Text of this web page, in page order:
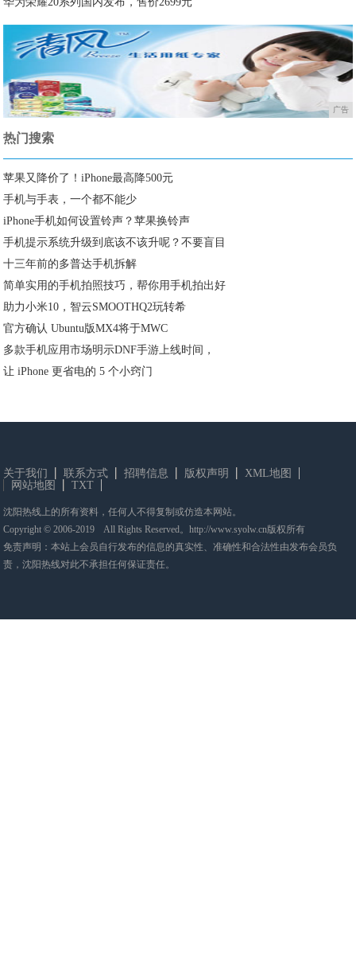
广告
热门搜索
苹果又降价了！iPhone最高降500元
手机与手表，一个都不能少
iPhone手机如何设置铃声？苹果换铃声
手机提示系统升级到底该不该升呢？不要盲目
十三年前的多普达手机拆解
简单实用的手机拍照技巧，帮你用手机拍出好
助力小米10，智云SMOOTHQ2玩转希
官方确认 Ubuntu版MX4将于MWC
多款手机应用市场明示DNF手游上线时间，
让 iPhone 更省电的 5 个小窍门
关于我们 联系方式 招聘信息 版权声明
XML地图
网站地图
TXT
沈阳热线上的所有资料，任何人不得复制或仿造本网站。
Copyright © 2006-2019 All Rights Reserved。http://www.syolw.cn版权所有
免责声明：本站上会员自行发布的信息的真实性、准确性和合法性由发布会员负
责，沈阳热线对此不承担任何保证责任。